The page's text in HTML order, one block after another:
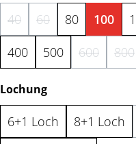
40(Diese Option ist zurzeit
60(Diese Option ist
80 100
400
500 600(Diese800
Lochungauswählen
6+1 Loch 8+1 Loch